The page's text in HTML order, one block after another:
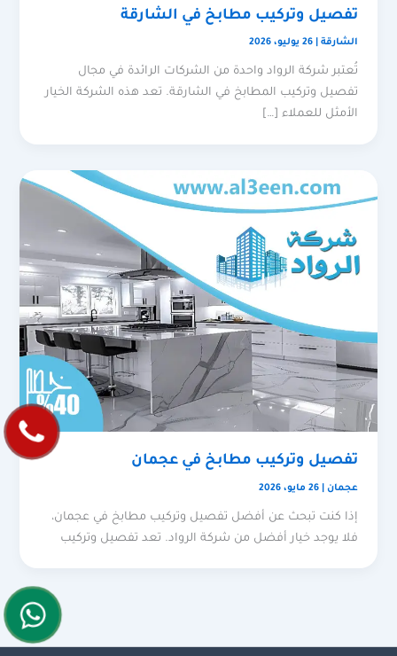
تفصيل وتركيب مطابخ في الشارقة
الشارقة |26 يوليو، 2026
تُعتبر شركة الرواد واحدة من الشركات الرائدة في مجال
تفصيل وتركيب المطابخ في الشارقة. تعد هذه الشركة الخيار
الأمثل للعملاء […]
تفصيل وتركيب مطابخ في عجمان
عجمان |26 مايو، 2026
إذا كنت تبحث عن أفضل تفصيل وتركيب مطابخ في عجمان،
فلا يوجد خيار أفضل من شركة الرواد. تعد تفصيل وتركيب